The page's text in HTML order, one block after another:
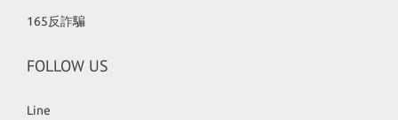
165反詐騙
FOLLOW US
Line